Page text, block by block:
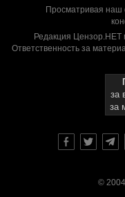
Просматривая наш
Редакция Цензор.НЕТ
Ответственность за
за
за
©